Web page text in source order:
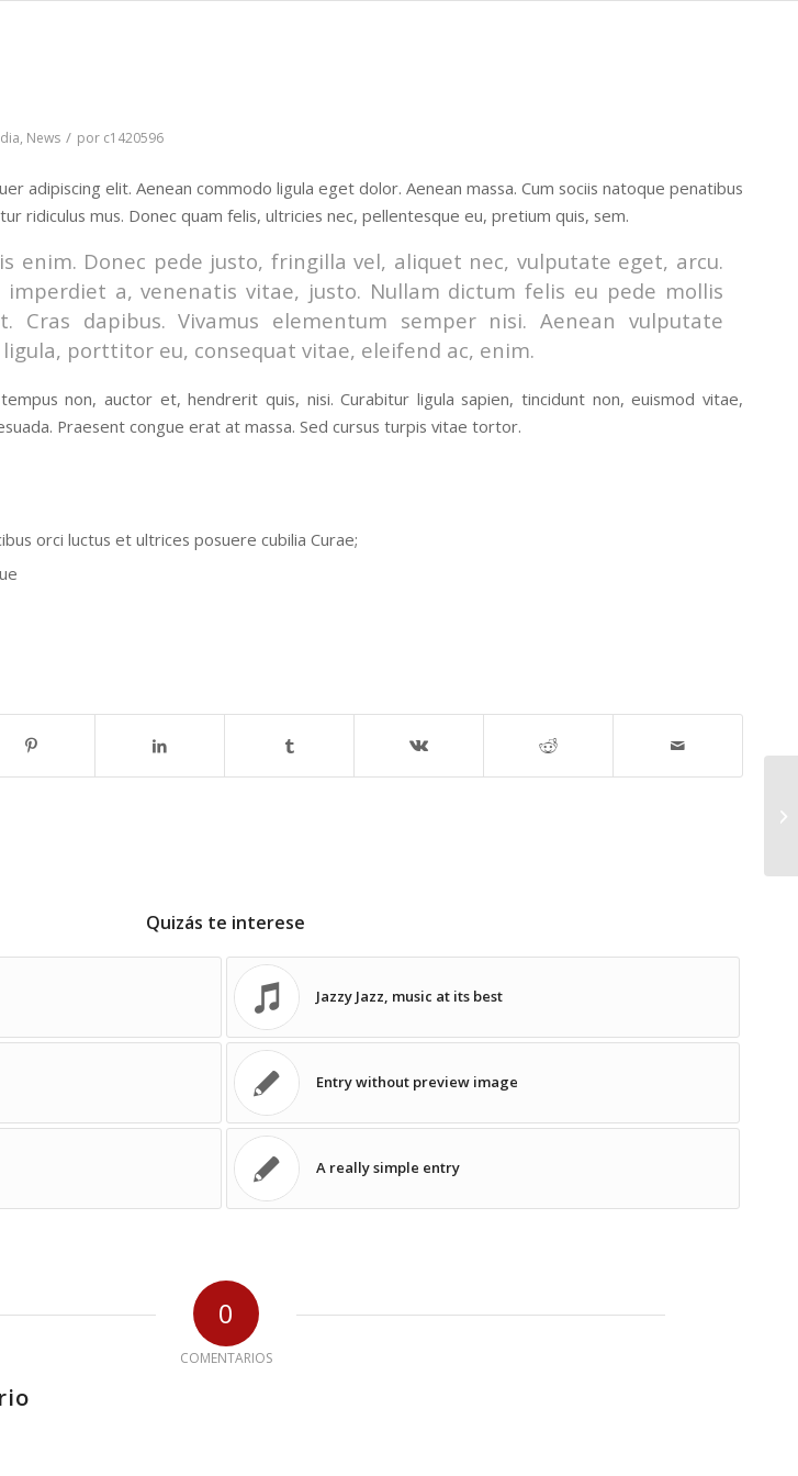
, News / por c1420596
adipiscing elit. Aenean commodo ligula eget dolor. Aenean massa. Cum sociis natoque penatibus
ridiculus mus. Donec quam felis, ultricies nec, pellentesque eu, pretium quis, sem.
enim. Donec pede justo, fringilla vel, aliquet nec, vulputate eget, arcu.
a, venenatis vitae, justo. Nullam dictum felis eu pede mollis
Cras dapibus. Vivamus elementum semper nisi. Aenean vulputate
porttitor eu, consequat vitae, eleifend ac, enim.
non, auctor et, hendrerit quis, nisi. Curabitur ligula sapien, tincidunt non, euismod vitae,
Praesent congue erat at massa. Sed cursus turpis vitae tortor.
orci luctus et ultrices posuere cubilia Curae;
Quizás te interese
Jazzy Jazz, music at its best
Entry without preview image
A really simple entry
0
COMENTARIOS